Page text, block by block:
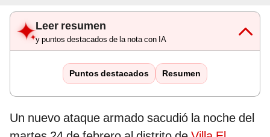
Leer resumen
y puntos destacados de la nota con IA
Puntos destacados Resumen
Un nuevo ataque armado sacudió la noche del